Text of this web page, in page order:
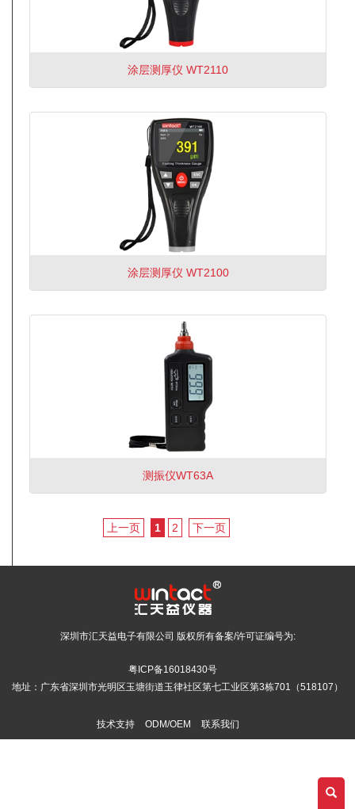
涂层测厚仪 WT2110
涂层测厚仪 WT2100
测振仪WT63A
上一页 1 2 下一页
深圳市汇天益电子有限公司 版权所有备案/许可证编号为:
粤ICP备16018430号
地址：广东省深圳市光明区玉塘街道玉律社区第七工业区第3栋701（518107）
技术支持 ODM/OEM 联系我们